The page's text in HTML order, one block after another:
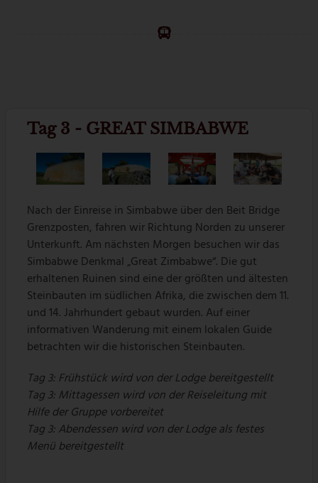
Tag 3 - GREAT SIMBABWE
Nach der Einreise in Simbabwe über den Beit Bridge
Grenzposten, fahren wir Richtung Norden zu unserer
Unterkunft. Am nächsten Morgen besuchen wir das
Simbabwe Denkmal „Great Zimbabwe“. Die gut
erhaltenen Ruinen sind eine der größten und ältesten
Steinbauten im südlichen Afrika, die zwischen dem 11.
und 14. Jahrhundert gebaut wurden. Auf einer
informativen Wanderung mit einem lokalen Guide
betrachten wir die historischen Steinbauten.
Tag 3: Frühstück wird von der Lodge bereitgestellt
Tag 3: Mittagessen wird von der Reiseleitung mit
Hilfe der Gruppe vorbereitet
Tag 3: Abendessen wird von der Lodge als festes
Menü bereitgestellt